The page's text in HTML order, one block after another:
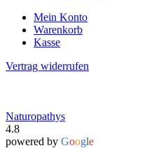
Mein Konto
Warenkorb
Kasse
Vertrag widerrufen
Naturopathys
4.8
powered by Google